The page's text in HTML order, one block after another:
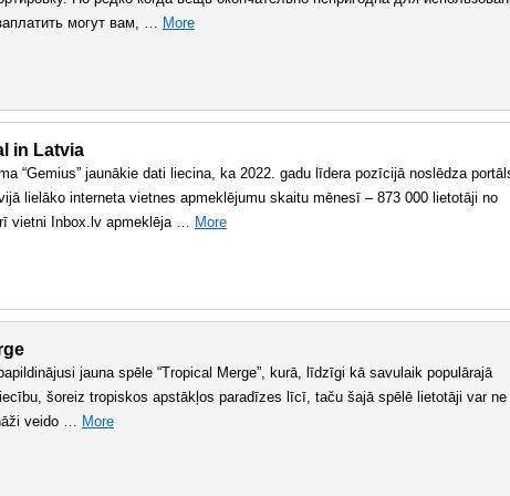
могут вам, … More
in Latvia
“Gemius” jaunākie dati liecina, ka 2022. gadu līdera pozīcijā noslēdza
lielāko interneta vietnes apmeklējumu skaitu mēnesī – 873 000 lietotāji no
vietni Inbox.lv apmeklēja … More
jauna spēle “Tropical Merge”, kurā, līdzīgi kā savulaik populārajā
šoreiz tropiskos apstākļos paradīzes līcī, taču šajā spēlē lietotāji var ne
veido … More